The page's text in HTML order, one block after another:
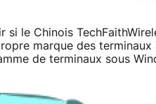
le Chinois
marque des terminaux
de terminaux sous